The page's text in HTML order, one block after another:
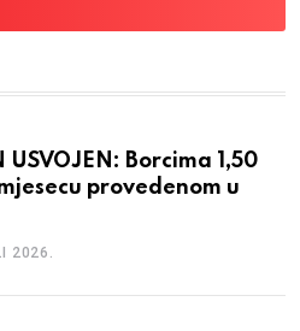
USVOJEN: Borcima 1,50
provedenom u
2026.